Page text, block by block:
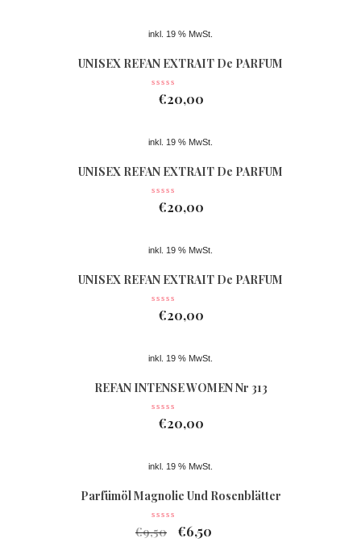
inkl. 19 % MwSt.
UNISEX REFAN EXTRAIT De PARFUM
Nr 362
€20,00
inkl. 19 % MwSt.
UNISEX REFAN EXTRAIT De PARFUM
Nr 074
€20,00
inkl. 19 % MwSt.
UNISEX REFAN EXTRAIT De PARFUM
Nr 363
€20,00
inkl. 19 % MwSt.
REFAN INTENSE WOMEN Nr 313
€20,00
inkl. 19 % MwSt.
Parfümöl Magnolie Und Rosenblätter
€9,50 €6,50